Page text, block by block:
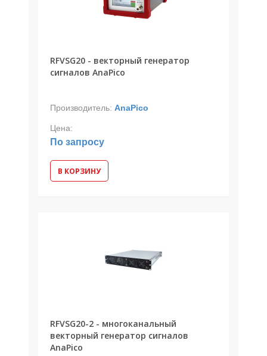
RFVSG20 - векторный генератор
сигналов AnaPico
Производитель: AnaPico
Цена:
По запросу
В КОРЗИНУ
RFVSG20-2 - многоканальный
векторный генератор сигналов
AnaPico